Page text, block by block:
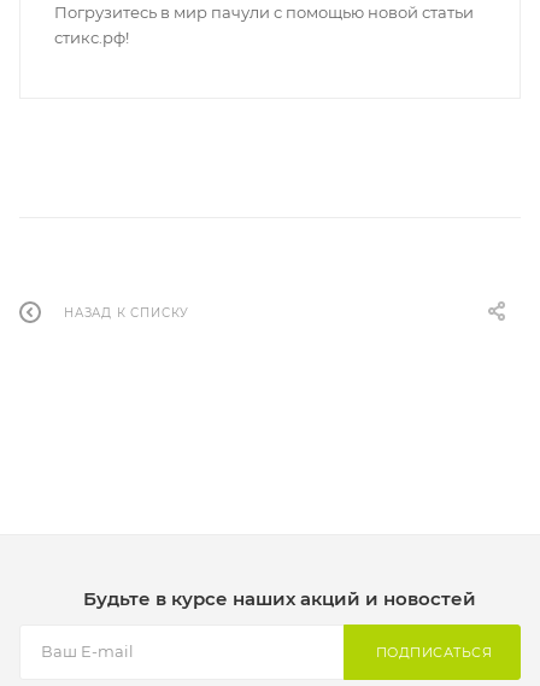
Погрузитесь в мир пачули с помощью новой статьи
стикс.рф!
НАЗАД К СПИСКУ
Будьте в курсе наших акций и новостей
ПОДПИСАТЬСЯ